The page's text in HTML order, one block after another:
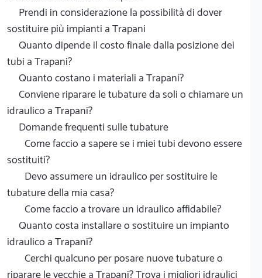
Prendi in considerazione la possibilità di dover
sostituire più impianti a Trapani
Quanto dipende il costo finale dalla posizione dei
tubi a Trapani?
Quanto costano i materiali a Trapani?
Conviene riparare le tubature da soli o chiamare un
idraulico a Trapani?
Domande frequenti sulle tubature
Come faccio a sapere se i miei tubi devono essere
sostituiti?
Devo assumere un idraulico per sostituire le
tubature della mia casa?
Come faccio a trovare un idraulico affidabile?
Quanto costa installare o sostituire un impianto
idraulico a Trapani?
Cerchi qualcuno per posare nuove tubature o